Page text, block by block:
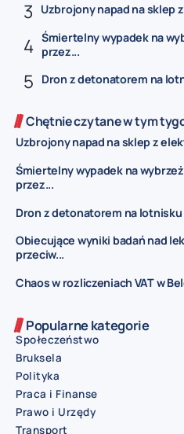
Uzbrojony napad na sklep
Śmiertelny wypadek na
przez...
Dron z detonatorem na
Chętnie czytane w tym
Uzbrojony napad na sklep z
Śmiertelny wypadek na
przez...
Dron z detonatorem na lotnisku
Obiecujące wyniki badań nad
przeciw...
Chaos w rozliczeniach VAT w
Popularne kategorie
Społeczeństwo
Bruksela
Polityka
Praca i Finanse
Prawo i Urzędy
Transport